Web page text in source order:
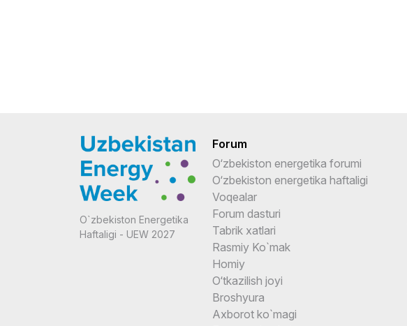
O`zbekiston Energetika
Haftaligi - UEW 2027
Forum
O‘zbekiston energetika forumi
O‘zbekiston energetika haftaligi
Voqealar
Forum dasturi
Tabrik xatlari
Rasmiy Ko`mak
Homiy
O‘tkazilish joyi
Broshyura
Axborot ko`magi